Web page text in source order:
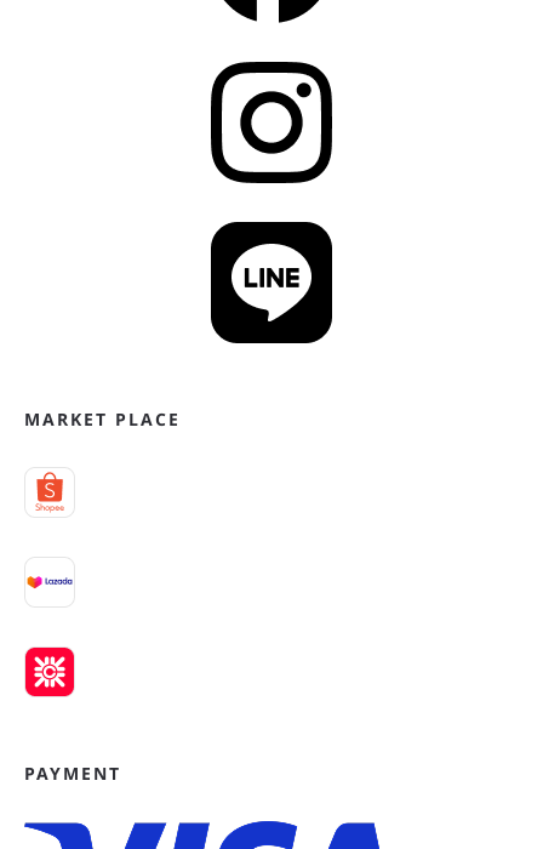
MARKET PLACE
PAYMENT